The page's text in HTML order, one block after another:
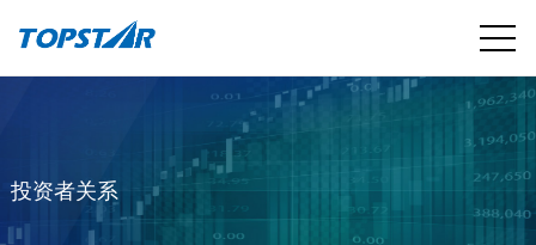
投资者关系